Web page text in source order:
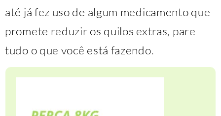
até já fez uso de algum medicamento que
promete reduzir os quilos extras, pare
tudo o que você está fazendo.